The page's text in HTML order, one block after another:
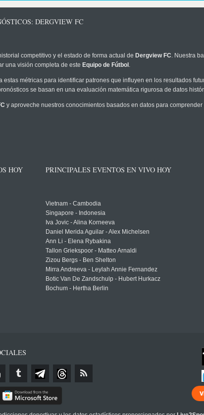
DERGVIEW FC
competitivo y el estado de forma actual de Dergview FC. Nuestra
una visión completa de este Equipo de Fútbol .
estas métricas para identificar patrones que influyen en los resultados
se basan en una evaluación matemática rigurosa de datos
y aproveche nuestros conocimientos basados en datos para
HOY PRINCIPALES EVENTOS EN VIVO HOY
Vietnam - Cambodia
Singapore - Indonesia
Iva Jovic - Alina Korneeva
Daniel Merida Aguilar - Alex Michelsen
Ann Li - Elena Rybakina
Tallon Griekspoor - Matteo Arnaldi
Zizou Bergs - Ben Shelton
Mirra Andreeva - Leylah Annie Fernandez
Botic Van De Zandschulp - Hubert Hurkacz
Bochum - Hertha Berlin